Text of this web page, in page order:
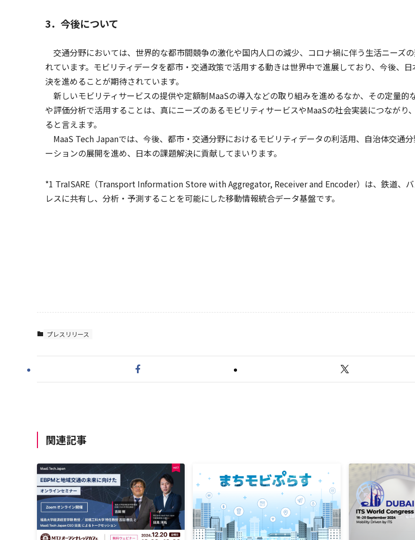
3．今後について
交通分野においては、世界的な都市間競争の激化や国内人口の減少、コロナ禍に伴う生活ニーズ
れています。モビリティデータを都市・交通政策で活用する動きは世界中で進展しており、今後、
決を進めることが期待されています。
新しいモビリティサービスの提供や定額制MaaSの導入などの取り組みを進めるなか、その定量
や評価分析で活用することは、真にニーズのあるモビリティサービスやMaaSの社会実装につなが
ると言えます。
MaaS Tech Japanでは、今後、都市・交通分野におけるモビリティデータの利活用、自治体交通
ーションの展開を進め、日本の課題解決に貢献してまいります。
*1 TraISARE（Transport Information Store with Aggregator, Receiver and Encoder）は、鉄道、
レスに共有し、分析・予測することを可能にした移動情報統合データ基盤です。
プレスリリース
関連記事